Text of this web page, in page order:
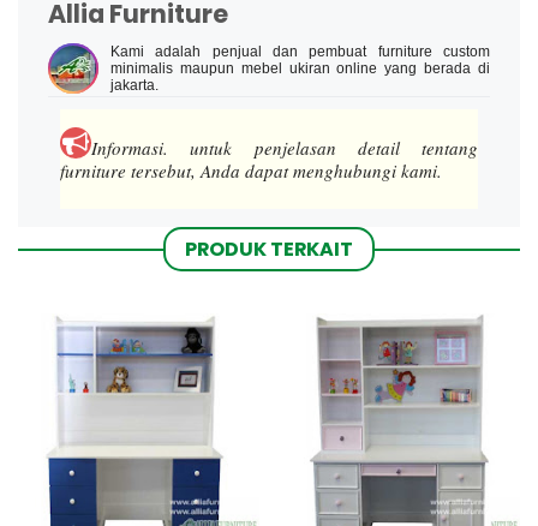
Allia Furniture
Kami adalah penjual dan pembuat furniture custom
minimalis maupun mebel ukiran online yang berada di
jakarta.
Informasi.untuk penjelasan detail tentang
furniture tersebut, Anda dapat menghubungi kami.
PRODUK TERKAIT